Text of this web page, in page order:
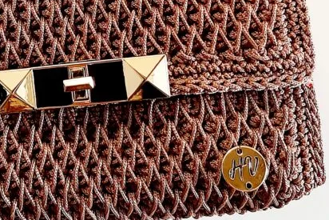
Τσάντες
θαλάσσης
Καθημερινές
τσάντες
Τσάντες
ώμου
Βραδινές
τσάντες /
Φάκελοι
Σακίδια
πλάτης
Πληροφορίες